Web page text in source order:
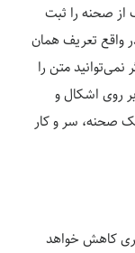
از صحنه را ثبت
واقع تعریف همان
متن را
روی اشکال و
یک صحنه، سر و کار
کاهش خواهد